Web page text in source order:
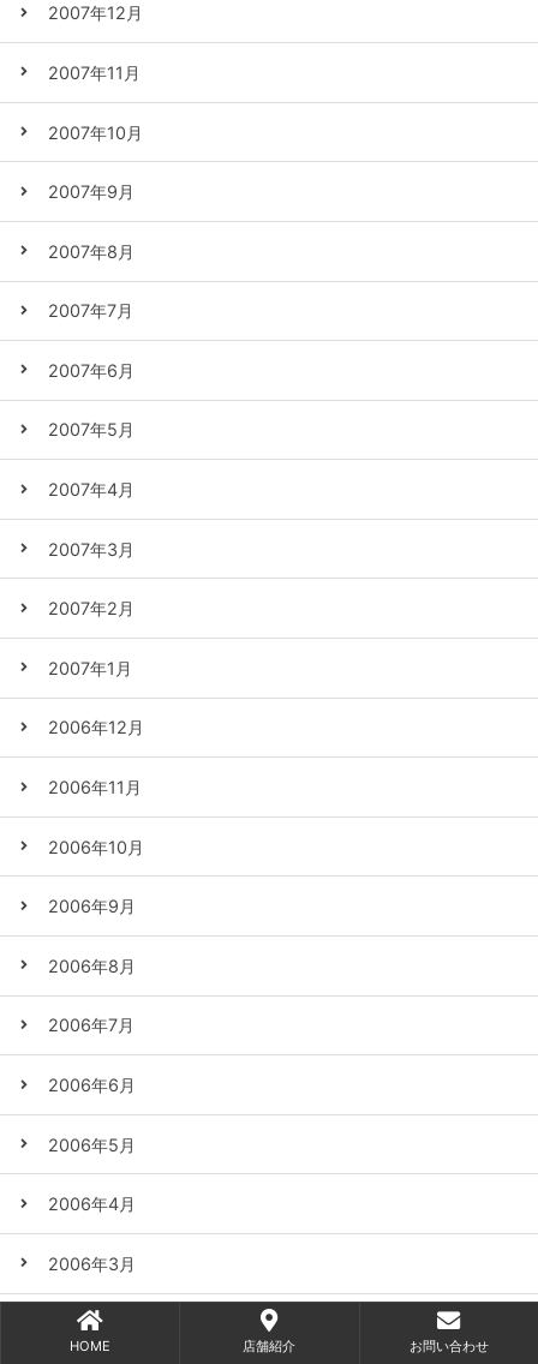
2007年12月
2007年11月
2007年10月
2007年9月
2007年8月
2007年7月
2007年6月
2007年5月
2007年4月
2007年3月
2007年2月
2007年1月
2006年12月
2006年11月
2006年10月
2006年9月
2006年8月
2006年7月
2006年6月
2006年5月
2006年4月
2006年3月
2006年2月
HOME 店舗紹介 お問い合わせ